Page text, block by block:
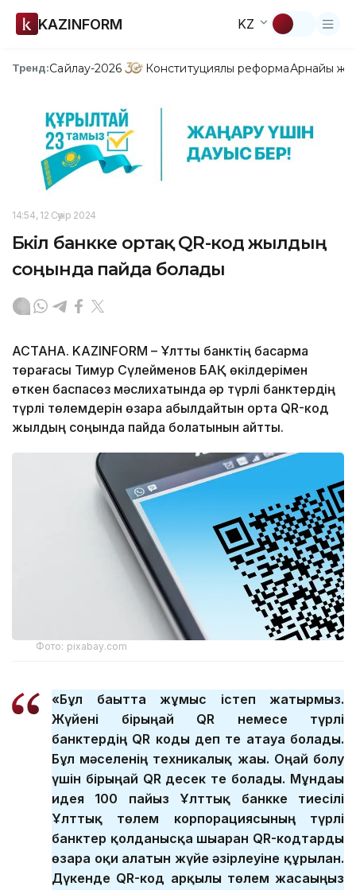
KAZINFORM KZ
Тренд:Сайлау-2026 Конституциялық реформаАрнайы
14:54, 12 Сәуір 2024
Бүкіл банкке ортақ QR-код жылдың
соңында пайда болады
АСТАНА. KAZINFORM – Ұлттық банктің басқарма
төрағасы Тимур Сүлейменов БАҚ өкілдерімен
өткен баспасөз мәслихатында әр түрлі банктердің
түрлі төлемдерін өзара қабылдайтын ортақ QR-код
жылдың соңында пайда болатынын айтты.
Фото: pixabay.com
«Бұл бағытта жұмыс істеп жатырмыз.
Жүйені бірыңғай QR немесе түрлі
банктердің QR коды деп те атауға болады.
Бұл мәселенің техникалық жағы. Оңай болу
үшін бірыңғай QR десек те болады. Мұндағы
идея 100 пайыз Ұлттық банкке тиесілі
Ұлттық төлем корпорациясының түрлі
банктер қолданысқа шығарған QR-кодтарды
өзара оқи алатын жүйе әзірлеуіне құрылған.
Дүкенде QR-код арқылы төлем жасағыңыз